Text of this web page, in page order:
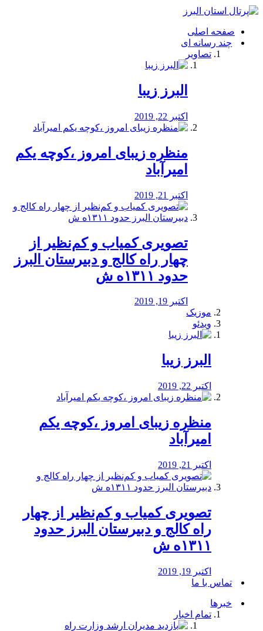
فصد
شرق
تهران
خشکشویی
صفحه اصلی
چند رسانه ای
تصاویر
البرز زیبا
اکتبر 22, 2019
منظره‌‌ زیبای امروز ،کوچه یکم
امیرآباد
اکتبر 21, 2019
️تصویری کمیاب و کم‌نظیر از
چهار راه كالج و دبيرستان البرز
حدود ۱۳۱۱ه ش
اکتبر 19, 2019
موزیک
ویدئو
البرز زیبا
اکتبر 22, 2019
منظره‌‌ زیبای امروز ،کوچه یکم
امیرآباد
اکتبر 21, 2019
️تصویری کمیاب و کم‌نظیر از چهار
راه كالج و دبيرستان البرز حدود
۱۳۱۱ه ش
اکتبر 19, 2019
تماس با ما
خبرها
تمام اخبار